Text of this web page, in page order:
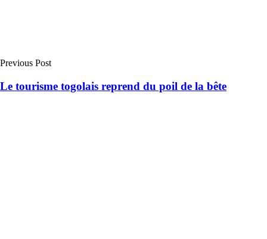
Previous Post
Le tourisme togolais reprend du poil de la bête